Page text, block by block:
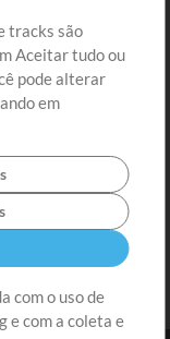
tracks são
Aceitar tudo ou
pode alterar
em
com o uso de
e com a coleta e